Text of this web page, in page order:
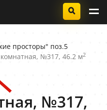
просторы" поз.5
№317, 46.2 м2
№317,